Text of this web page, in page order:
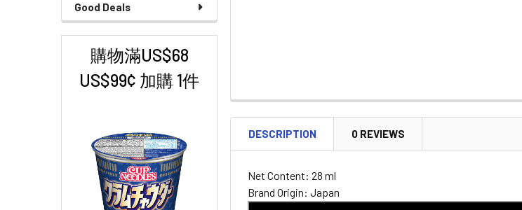
Good Deals
購物滿US$68
US$99¢ 加購 1件
DESCRIPTION 0 REVIEWS
Net Content: 28 ml
Brand Origin: Japan